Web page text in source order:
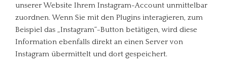
unserer Website Ihrem Instagram-Account unmittelbar
zuordnen. Wenn Sie mit den Plugins interagieren, zum
Beispiel das „Instagram“-Button betätigen, wird diese
Information ebenfalls direkt an einen Server von
Instagram übermittelt und dort gespeichert.